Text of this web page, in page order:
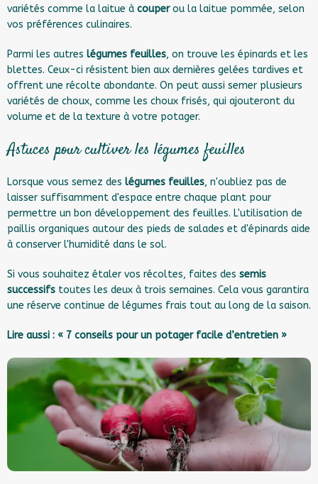
variétés comme la laitue à couperou la laitue pommée, selon
vos préférences culinaires.
Parmi les autres légumes feuilles, on trouve les épinards et les
blettes. Ceux-ci résistent bien aux dernières gelées tardives et
offrent une récolte abondante. On peut aussi semer plusieurs
variétés de choux, comme les choux frisés, qui ajouteront du
volume et de la texture à votre potager.
Astuces pour cultiver les légumes feuilles
Lorsque vous semez des légumes feuilles, n'oubliez pas de
laisser suffisamment d'espace entre chaque plant pour
permettre un bon développement des feuilles. L'utilisation de
paillis organiques autour des pieds de salades et d'épinards aide
à conserver l'humidité dans le sol.
Si vous souhaitez étaler vos récoltes, faites des semis
successifs toutes les deux à trois semaines. Cela vous garantira
une réserve continue de légumes frais tout au long de la saison.
Lire aussi : « 7 conseils pour un potager facile d’entretien »